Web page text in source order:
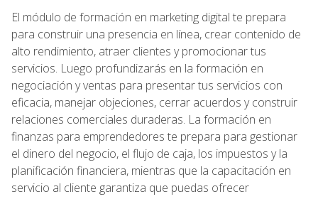
El módulo de formación en marketing digital te prepara
para construir una presencia en línea, crear contenido de
alto rendimiento, atraer clientes y promocionar tus
servicios. Luego profundizarás en la formación en
negociación y ventas para presentar tus servicios con
eficacia, manejar objeciones, cerrar acuerdos y construir
relaciones comerciales duraderas. La formación en
finanzas para emprendedores te prepara para gestionar
el dinero del negocio, el flujo de caja, los impuestos y la
planificación financiera, mientras que la capacitación en
servicio al cliente garantiza que puedas ofrecer